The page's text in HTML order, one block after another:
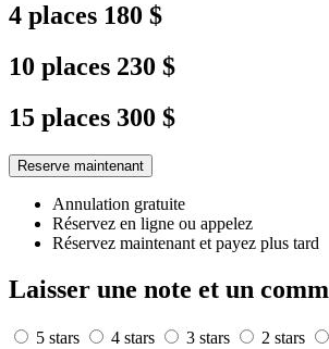
4 places 180 $
10 places 230 $
15 places 300 $
Reserve maintenant
Annulation gratuite
Réservez en ligne ou appelez
Réservez maintenant et payez plus tard
Laisser une note et un
5 stars 4 stars 3 stars 2 stars